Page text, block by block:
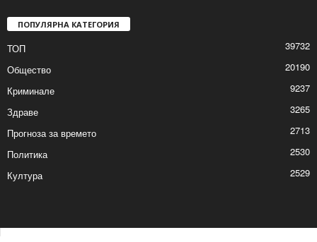
ПОПУЛЯРНА КАТЕГОРИЯ
ТОП
39732
Общество
20190
Криминале
9237
Здраве
3265
Прогноза за времето
2713
Политика
2530
Култура
2529